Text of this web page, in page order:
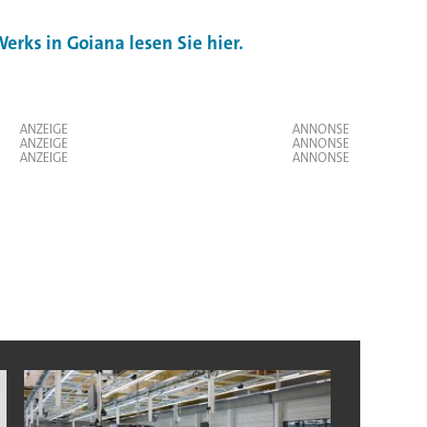
in Goiana lesen Sie hier.
ANZEIGE
ANZEIGE
ANZEIGE